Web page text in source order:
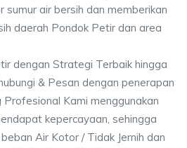
sumur air bersih dan memberikan
daerah Pondok Petir dan area
dengan Strategi Terbaik hingga
& Pesan dengan penerapan
Kami menggunakan
kepercayaan, sehingga
Air Kotor / Tidak Jernih dan